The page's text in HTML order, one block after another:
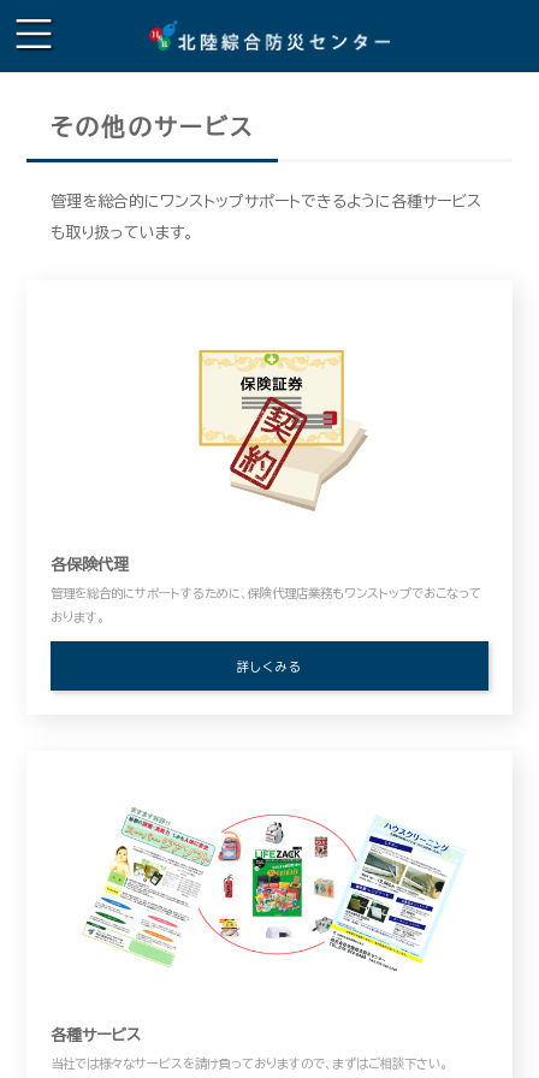
その他のサービス
管理を総合的にワンストップサポートできるように各種サービス
も取り扱っています。
各保険代理
管理を総合的にサポートするために、保険代理店業務もワンストップでおこなって
おります。
詳しくみる
各種サービス
当社では様々なサービスを請け負っておりますので、まずはご相談下さい。